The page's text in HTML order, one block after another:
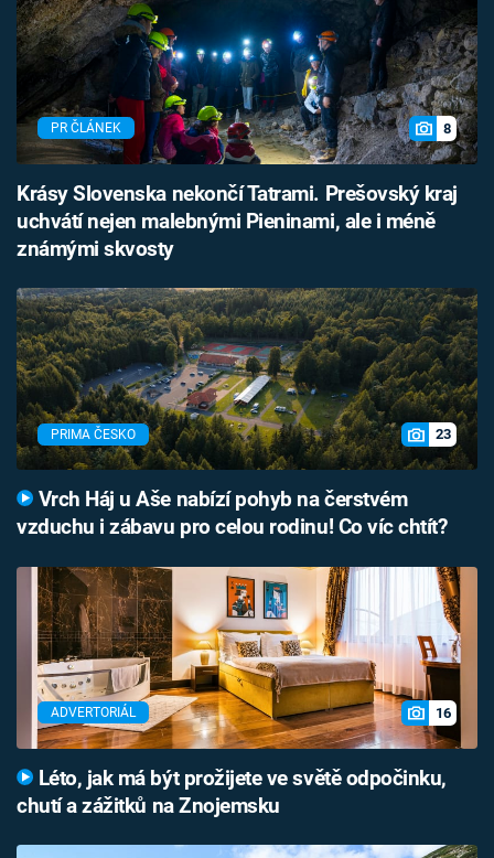
PR ČLÁNEK 8
Krásy Slovenska nekončí Tatrami. Prešovský kraj
uchvátí nejen malebnými Pieninami, ale i méně
známými skvosty
PRIMA ČESKO 23
Vrch Háj u Aše nabízí pohyb na čerstvém
vzduchu i zábavu pro celou rodinu! Co víc chtít?
ADVERTORIÁL 16
Léto, jak má být prožijete ve světě odpočinku,
chutí a zážitků na Znojemsku